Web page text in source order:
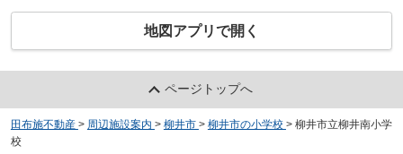
地図アプリで開く
ページトップへ
田布施不動産 > 周辺施設案内 > 柳井市 > 柳井市の小学校 > 柳井市立柳井南小学
校